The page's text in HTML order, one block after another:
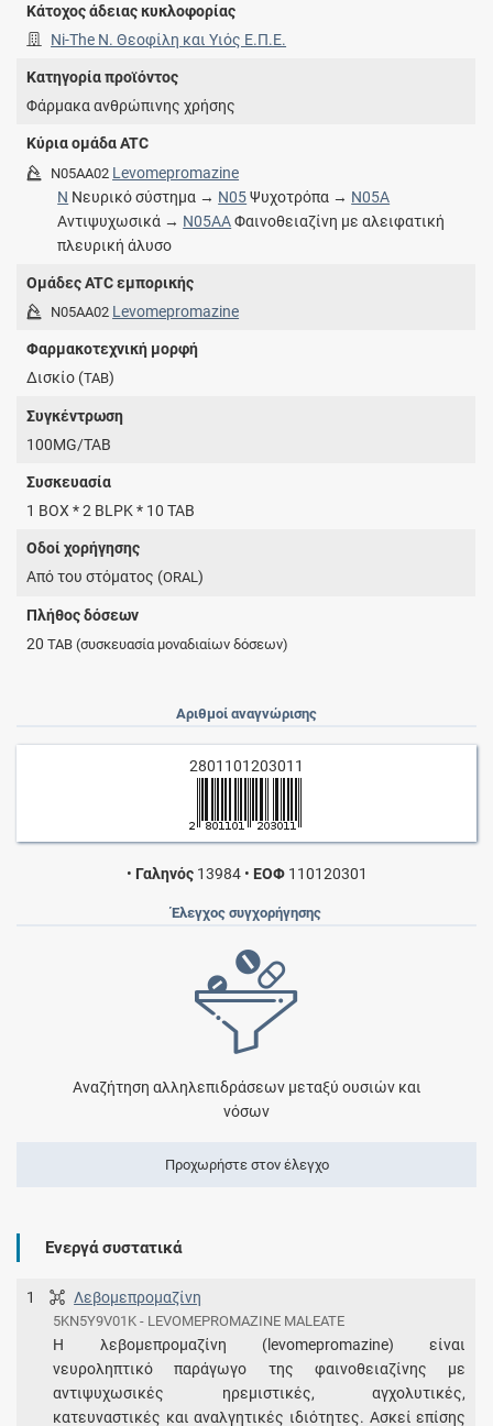
Κάτοχος άδειας κυκλοφορίας
Ni-The Ν. Θεοφίλη και Υιός Ε.Π.Ε.
Κατηγορία προϊόντος
Φάρμακα ανθρώπινης χρήσης
Κύρια ομάδα ATC
N05AA02 Levomepromazine
N Νευρικό σύστημα → N05Ψυχοτρόπα → N05A
Αντιψυχωσικά → N05AAΦαινοθειαζίνη με αλειφατική
πλευρική άλυσο
Ομάδες ATC εμπορικής
N05AA02 Levomepromazine
Φαρμακοτεχνική μορφή
Δισκίο (TAB)
Συγκέντρωση
100MG/TAB
Συσκευασία
1 BOX * 2 BLPK * 10 TAB
Οδοί χορήγησης
Από του στόματος (ORAL)
Πλήθος δόσεων
20TAB (συσκευασία μοναδιαίων δόσεων)
Αριθμοί αναγνώρισης
2801101203011
• Γαληνός13984 • ΕΟΦ110120301
Έλεγχος συγχορήγησης
Αναζήτηση αλληλεπιδράσεων μεταξύ ουσιών και
νόσων
Προχωρήστε στον έλεγχο
Ενεργά συστατικά
1 Λεβομεπρομαζίνη
5KN5Y9V01K - LEVOMEPROMAZINE MALEATE
Η λεβομεπρομαζίνη (levomepromazine) είναι
νευροληπτικό παράγωγο της φαινοθειαζίνης με
αντιψυχωσικές ηρεμιστικές, αγχολυτικές,
κατευναστικές και αναλγητικές ιδιότητες. Ασκεί επίσης